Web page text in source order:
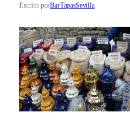
Escrito porBarTapasSevilla